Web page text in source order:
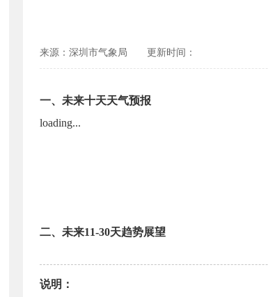
来源：深圳市气象局 更新时间：
一、未来十天天气预报
loading...
二、未来11-30天趋势展望
说明：